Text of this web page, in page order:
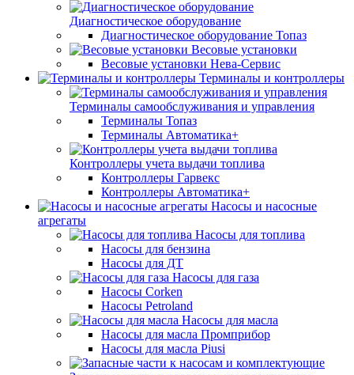
Диагностическое оборудование
Диагностическое оборудование Топаз
Весовые установки
Весовые установки Нева-Сервис
Терминалы и контроллеры
Терминалы самообслуживания и управления
Терминалы Топаз
Терминалы Автоматика+
Контроллеры учета выдачи топлива
Контроллеры Гарвекс
Контроллеры Автоматика+
Насосы и насосные
агрегаты
Насосы для топлива
Насосы для бензина
Насосы для ДТ
Насосы для газа
Насосы Corken
Насосы Petroland
Насосы для масла
Насосы для масла Промприбор
Насосы для масла Piusi